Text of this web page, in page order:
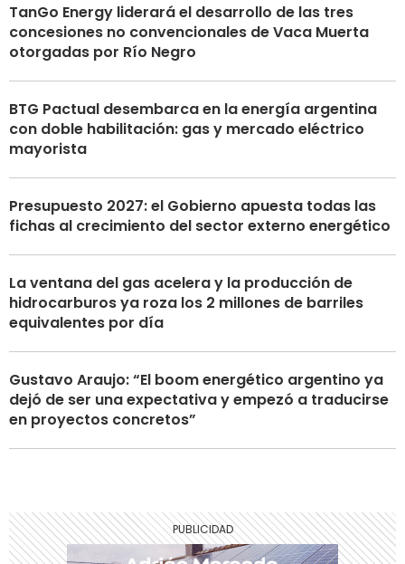
TanGo Energy liderará el desarrollo de las tres
concesiones no convencionales de Vaca Muerta
otorgadas por Río Negro
BTG Pactual desembarca en la energía argentina
con doble habilitación: gas y mercado eléctrico
mayorista
Presupuesto 2027: el Gobierno apuesta todas las
fichas al crecimiento del sector externo energético
La ventana del gas acelera y la producción de
hidrocarburos ya roza los 2 millones de barriles
equivalentes por día
Gustavo Araujo: “El boom energético argentino ya
dejó de ser una expectativa y empezó a traducirse
en proyectos concretos”